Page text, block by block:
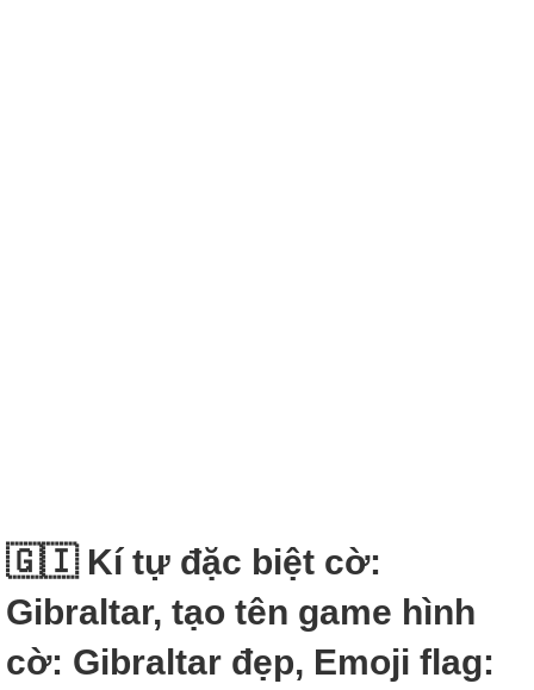
🇬🇮 Kí tự đặc biệt cờ:
Gibraltar, tạo tên game hình
cờ: Gibraltar đẹp, Emoji flag: